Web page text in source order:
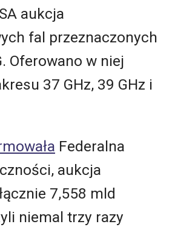
aukcja
fal przeznaczonych
Oferowano w niej
37 GHz, 39 GHz i
Federalna
aukcja
7,558 mld
niemal trzy razy